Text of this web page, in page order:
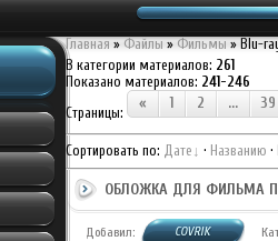
Главная»Файлы»Фильмы» Blu-
В категории материалов: 261
Показано материалов: 241-246
Страницы:
« 1 2 ... 39
Сортировать по: Дате · Названию ·
ОБЛОЖКА ДЛЯ ФИЛЬМА
Добавил: COVRIK